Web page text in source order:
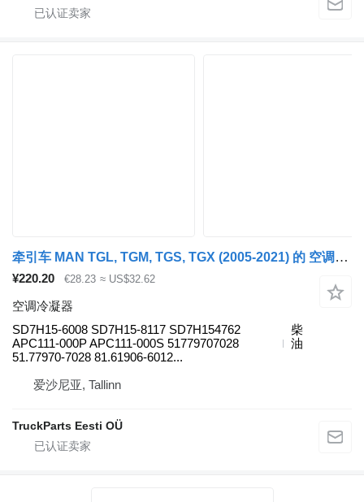
牵引车 MAN TGL, TGM, TGS, TGX (2005-2021) 的 空调冷凝器 MAN TGS 26.360 (01.07-) SD7H15-6008
¥220.20 €28.23 ≈ US$32.62
空调冷凝器
SD7H15-6008 SD7H15-8117 SD7H154762
APC111-000P APC111-000S 51779707028
51.77970-7028 81.61906-6012...
柴
油
爱沙尼亚, Tallinn
TruckParts Eesti OÜ